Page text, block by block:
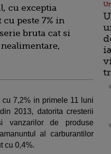
cu exceptia
peste 7% in
bruta cat si
7,2% in primele 11 luni
2013, datorita cresterii
vanzarilor de produse
al carburantilor
cu 0,4%.